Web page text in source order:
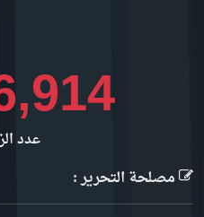
عدد
مصلحة التحرير :